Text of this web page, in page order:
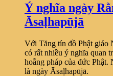
Ý nghĩa ngày
Āsaḷhapūjā
Với Tăng tín đồ Phật giáo
có rất nhiều ý nghĩa quan
hoằng pháp của đức Phật.
là ngày Āsaḷhapūjā.